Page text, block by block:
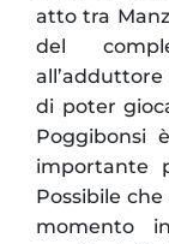
atto tra
del
di poter
Poggibonsi
importante
Possibile
momento